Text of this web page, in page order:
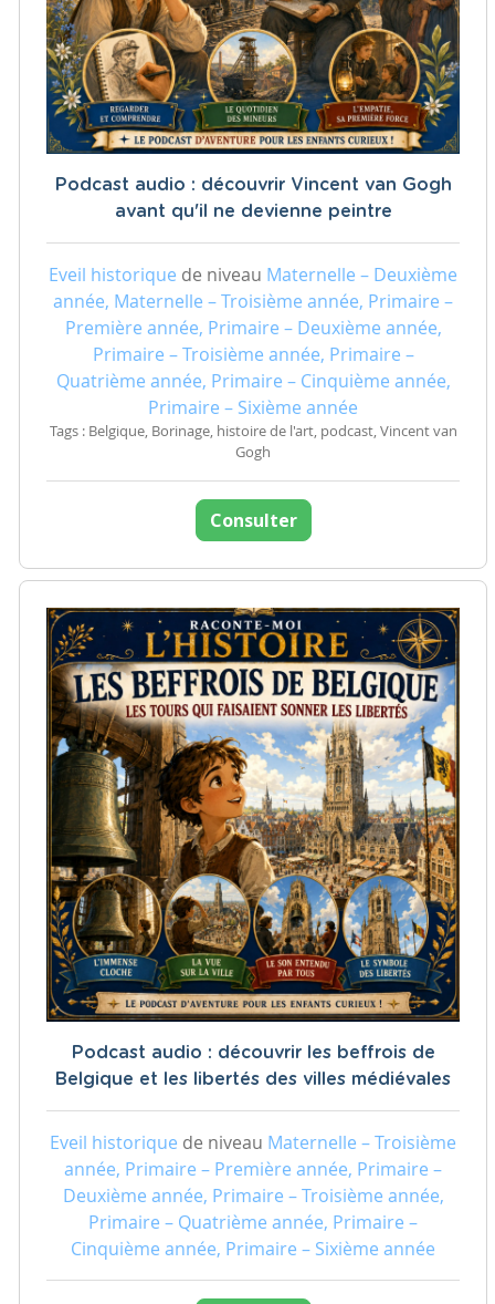
Podcast audio : découvrir Vincent van Gogh
avant qu'il ne devienne peintre
Eveil historique de niveau Maternelle – Deuxième
année, Maternelle – Troisième année, Primaire –
Première année, Primaire – Deuxième année,
Primaire – Troisième année, Primaire –
Quatrième année, Primaire – Cinquième année,
Primaire – Sixième année
Tags : Belgique, Borinage, histoire de l'art, podcast, Vincent van
Gogh
Consulter
Podcast audio : découvrir les beffrois de
Belgique et les libertés des villes médiévales
Eveil historique de niveau Maternelle – Troisième
année, Primaire – Première année, Primaire –
Deuxième année, Primaire – Troisième année,
Primaire – Quatrième année, Primaire –
Cinquième année, Primaire – Sixième année